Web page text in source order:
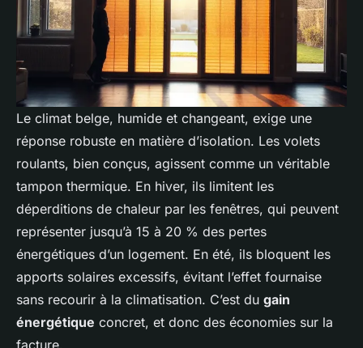
Le climat belge, humide et changeant, exige une
réponse robuste en matière d’isolation. Les volets
roulants, bien conçus, agissent comme un véritable
tampon thermique. En hiver, ils limitent les
déperditions de chaleur par les fenêtres, qui peuvent
représenter jusqu’à 15 à 20 % des pertes
énergétiques d’un logement. En été, ils bloquent les
apports solaires excessifs, évitant l’effet fournaise
sans recourir à la climatisation. C’est du gain
énergétique concret, et donc des économies sur la